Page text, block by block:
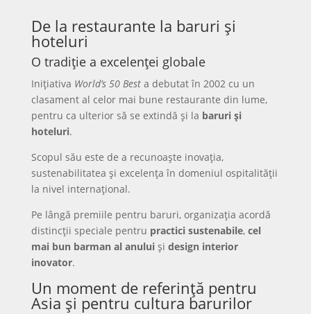
De la restaurante la baruri și
hoteluri
O tradiție a excelenței globale
Inițiativa World’s 50 Besta debutat în 2002 cu un
clasament al celor mai bune restaurante din lume,
pentru ca ulterior să se extindă și la baruri și
hoteluri.
Scopul său este de a recunoaște inovația,
sustenabilitatea și excelența în domeniul ospitalității
la nivel internațional.
Pe lângă premiile pentru baruri, organizația acordă
distincții speciale pentru practici sustenabile, cel
mai bun barman al anuluiși design interior
inovator.
Un moment de referință pentru
Asia și pentru cultura barurilor